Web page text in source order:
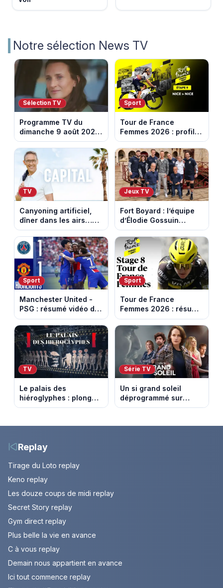
Notre sélection News TV
Sélection TV
Programme TV du
dimanche 9 août 2026
: notre sélection pour
votre soirée télé
Sport
Tour de France
Femmes 2026 : profil
et horaires de la
dernière étape à Nice
TV
Canyoning artificiel,
dîner dans les airs…
les loisirs les plus fous
passés au crible dans
Capital
Jeux TV
Fort Boyard : l’équipe
d’Élodie Gossuin
termine avec une belle
somme pour l'Unicef et
le Refuge
Sport
Manchester United -
PSG : résumé vidéo du
match amical du 8 août
2026
Sport
Tour de France
Femmes 2026 : résumé
vidéo de la 9e étape
entre Sisteron et Nice
TV
Le palais des
hiéroglyphes : plongez
dans la tombe
les archéologues
Série TV
Un si grand soleil
déprogrammé sur
France 3 : cinq
diffusés le 13 août
Replay
Tirage du Loto replay
Keno replay
Les douze coups de midi replay
Secret Story replay
Gym direct replay
Plus belle la vie en avance
C à vous replay
Demain nous appartient en avance
Ici tout commence replay